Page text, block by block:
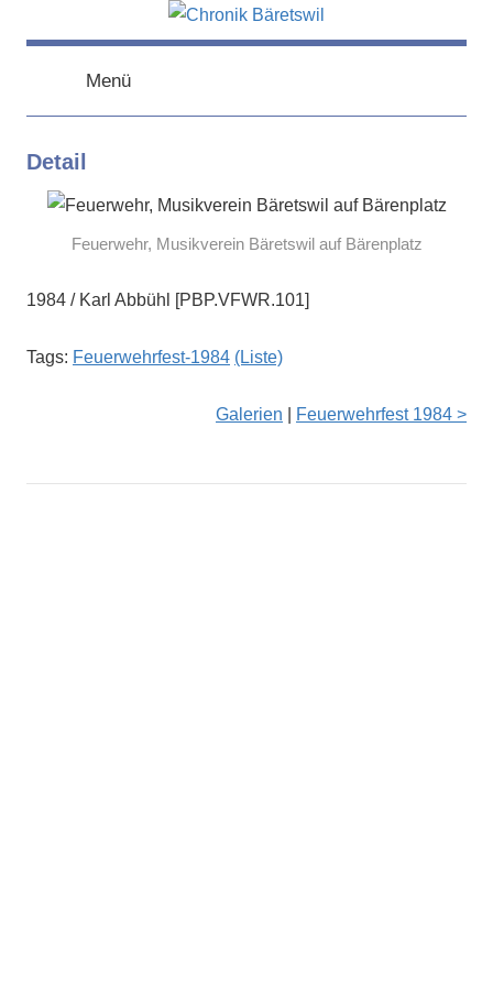
Inhalt chronik-
baeretswil.ch
baeretswil.ch
Menü
Detail
Feuerwehr, Musikverein Bäretswil auf Bärenplatz
1984 / Karl Abbühl [PBP.VFWR.101]
Tags: Feuerwehrfest-1984 (Liste)
Galerien Feuerwehrfest 1984 >